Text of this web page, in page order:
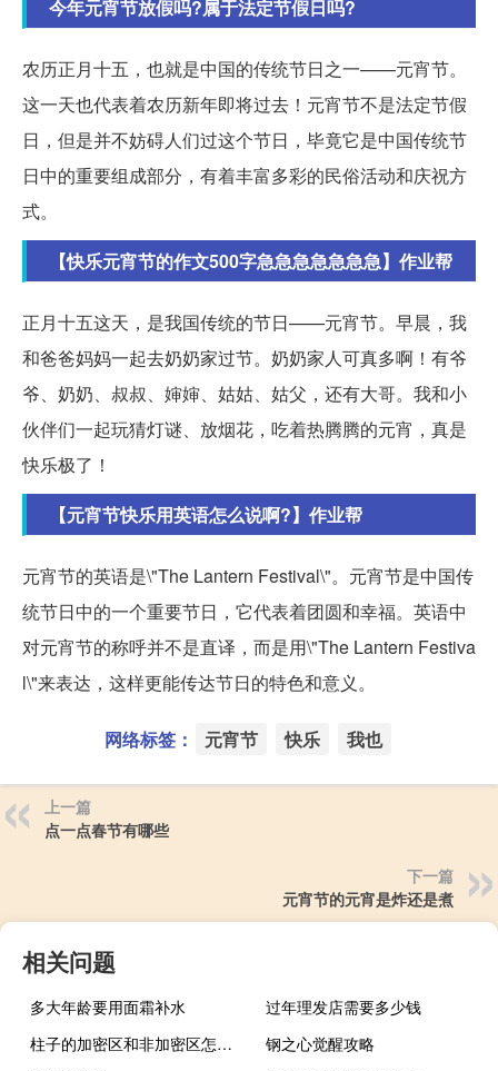
今年元宵节放假吗?属于法定节假日吗?
农历正月十五，也就是中国的传统节日之一——元宵节。
这一天也代表着农历新年即将过去！元宵节不是法定节假
日，但是并不妨碍人们过这个节日，毕竟它是中国传统节
日中的重要组成部分，有着丰富多彩的民俗活动和庆祝方
式。
【快乐元宵节的作文500字急急急急急急急】作业帮
正月十五这天，是我国传统的节日——元宵节。早晨，我
和爸爸妈妈一起去奶奶家过节。奶奶家人可真多啊！有爷
爷、奶奶、叔叔、婶婶、姑姑、姑父，还有大哥。我和小
伙伴们一起玩猜灯谜、放烟花，吃着热腾腾的元宵，真是
快乐极了！
【元宵节快乐用英语怎么说啊?】作业帮
元宵节的英语是\"The Lantern Festival\"。元宵节是中国传
统节日中的一个重要节日，它代表着团圆和幸福。英语中
对元宵节的称呼并不是直译，而是用\"The Lantern Festiva
l\"来表达，这样更能传达节日的特色和意义。
网络标签： 元宵节 快乐 我也
上一篇
点一点春节有哪些
下一篇
元宵节的元宵是炸还是煮
相关问题
多大年龄要用面霜补水
过年理发店需要多少钱
柱子的加密区和非加密区怎么计算（柱子的加密区长度规定）
钢之心觉醒攻略